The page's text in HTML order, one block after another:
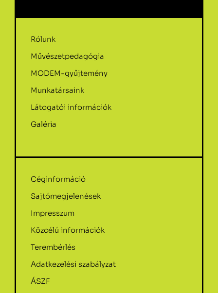
Rólunk
Művészetpedagógia
MODEM-gyűjtemény
Munkatársaink
Látogatói információk
Galéria
Céginformáció
Sajtómegjelenések
Impresszum
Közcélú információk
Terembérlés
Adatkezelési szabályzat
ÁSZF